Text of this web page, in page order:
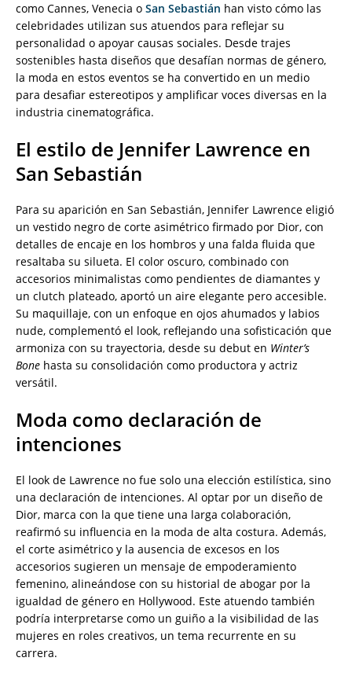
como Cannes, Venecia o San Sebastián han visto cómo las
celebridades utilizan sus atuendos para reflejar su
personalidad o apoyar causas sociales. Desde trajes
sostenibles hasta diseños que desafían normas de género,
la moda en estos eventos se ha convertido en un medio
para desafiar estereotipos y amplificar voces diversas en la
industria cinematográfica.
El estilo de Jennifer Lawrence en
San Sebastián
Para su aparición en San Sebastián, Jennifer Lawrence eligió
un vestido negro de corte asimétrico firmado por Dior, con
detalles de encaje en los hombros y una falda fluida que
resaltaba su silueta. El color oscuro, combinado con
accesorios minimalistas como pendientes de diamantes y
un clutch plateado, aportó un aire elegante pero accesible.
Su maquillaje, con un enfoque en ojos ahumados y labios
nude, complementó el look, reflejando una sofisticación que
armoniza con su trayectoria, desde su debut en Winter’s
Bone hasta su consolidación como productora y actriz
versátil.
Moda como declaración de
intenciones
El look de Lawrence no fue solo una elección estilística, sino
una declaración de intenciones. Al optar por un diseño de
Dior, marca con la que tiene una larga colaboración,
reafirmó su influencia en la moda de alta costura. Además,
el corte asimétrico y la ausencia de excesos en los
accesorios sugieren un mensaje de empoderamiento
femenino, alineándose con su historial de abogar por la
igualdad de género en Hollywood. Este atuendo también
podría interpretarse como un guiño a la visibilidad de las
mujeres en roles creativos, un tema recurrente en su
carrera.